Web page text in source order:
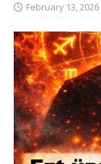
February 13, 2026